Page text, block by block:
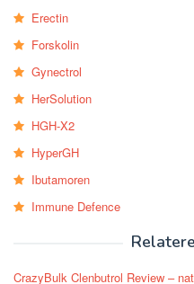
Erectin
Forskolin
Gynectrol
HerSolution
HGH-X2
HyperGH
Ibutamoren
Immune Defence
CrazyBulk Clenbutrol Review –